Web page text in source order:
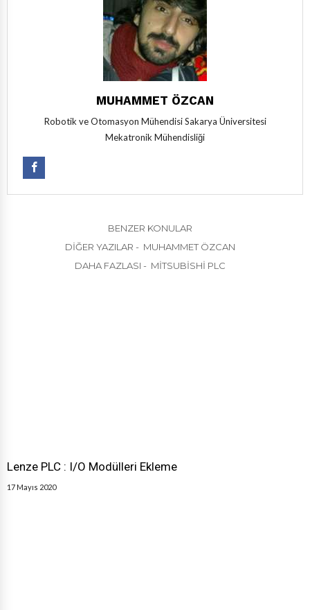
MUHAMMET ÖZCAN
Robotik ve Otomasyon Mühendisi Sakarya Üniversitesi
Mekatronik Mühendisliği
BENZER KONULAR
DIĞER YAZILAR - MUHAMMET ÖZCAN
DAHA FAZLASI - MITSUBISHI PLC
Lenze PLC : I/O Modülleri Ekleme
17 Mayıs 2020